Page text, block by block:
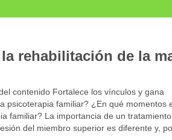
rehabilitación de la
contenido Fortalece los vínculos y gana
psicoterapia familiar? ¿En qué momentos
familiar? La importancia de un tratamiento
del miembro superior es diferente y,